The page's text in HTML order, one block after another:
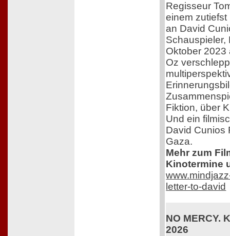
Regisseur
einem
an David
Schauspieler,
Oktober 2023
Oz
Fiktion, über
Und ein
David Cunios
Gaza.
Mehr zum
Kinotermine
letter-to-david
NO MERCY.
2026